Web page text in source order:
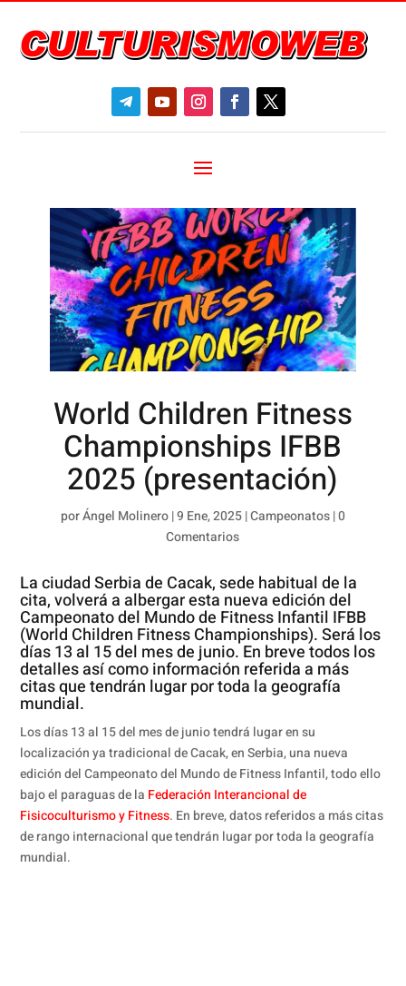
World Children Fitness
Championships IFBB
2025 (presentación)
porÁngel Molinero|9 Ene, 2025|Campeonatos|0
Comentarios
La ciudad Serbia de Cacak, sede habitual de la
cita, volverá a albergar esta nueva edición del
Campeonato del Mundo de Fitness Infantil IFBB
(World Children Fitness Championships). Será los
días 13 al 15 del mes de junio. En breve todos los
detalles así como información referida a más
citas que tendrán lugar por toda la geografía
mundial.
Los días 13 al 15 del mes de junio tendrá lugar en su
localización ya tradicional de Cacak, en Serbia, una nueva
edición del Campeonato del Mundo de Fitness Infantil, todo ello
bajo el paraguas de la Federación Interancional de
Fisicoculturismo y Fitness. En breve, datos referidos a más citas
de rango internacional que tendrán lugar por toda la geografía
mundial.